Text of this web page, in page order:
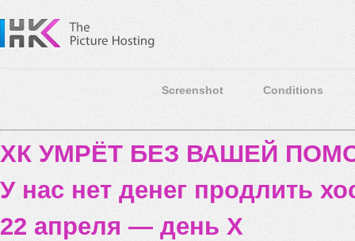
Screenshot Conditions
ХК УМРЁТ БЕЗ ВАШЕЙ
У нас нет денег продлить
22 апреля — день X